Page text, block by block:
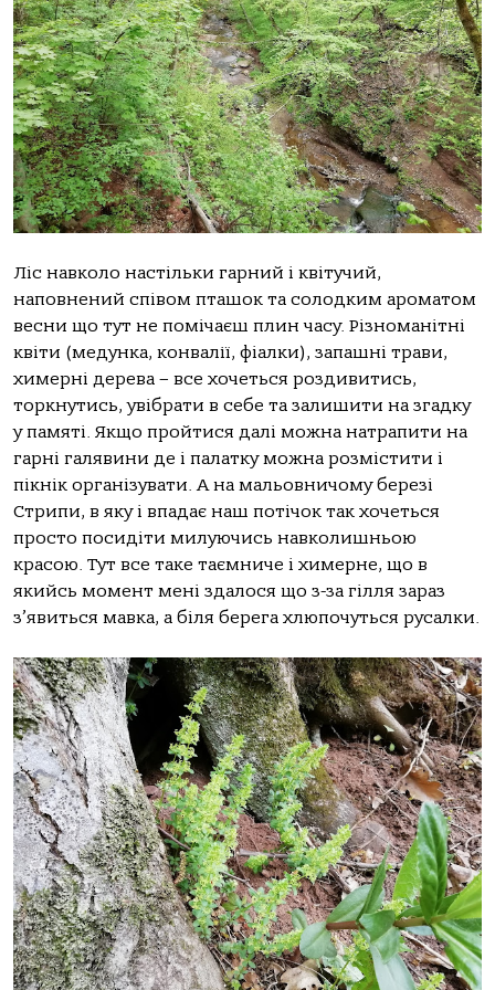
Ліс навколо настільки гарний і квітучий,
наповнений співом пташок та солодким ароматом
весни що тут не помічаєш плин часу. Різноманітні
квіти (медунка, конвалії, фіалки), запашні трави,
химерні дерева – все хочеться роздивитись,
торкнутись, увібрати в себе та залишити на згадку
у памяті. Якщо пройтися далі можна натрапити на
гарні галявини де і палатку можна розмістити і
пікнік організувати. А на мальовничому березі
Стрипи, в яку і впадає наш потічок так хочеться
просто посидіти милуючись навколишньою
красою. Тут все таке таємниче і химерне, що в
якийсь момент мені здалося що з-за гілля зараз
з’явиться мавка, а біля берега хлюпочуться русалки.